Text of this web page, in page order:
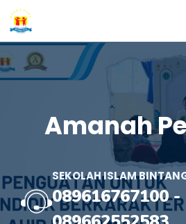
Skip
to
content
Amanah
SEKOLAH ISLAM
089616767100-